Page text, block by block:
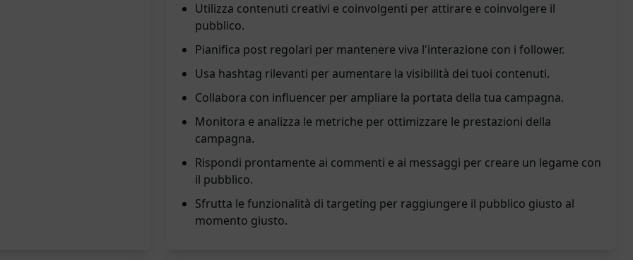
Utilizza contenuti creativi e coinvolgenti per attirare e coinvolgere il
pubblico.
Pianifica post regolari per mantenere viva l'interazione con i follower.
Usa hashtag rilevanti per aumentare la visibilità dei tuoi contenuti.
Collabora con influencer per ampliare la portata della tua campagna.
Monitora e analizza le metriche per ottimizzare le prestazioni della
campagna.
Rispondi prontamente ai commenti e ai messaggi per creare un legame con
il pubblico.
Sfrutta le funzionalità di targeting per raggiungere il pubblico giusto al
momento giusto.